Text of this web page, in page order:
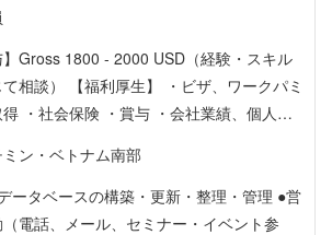
で感じられるポジションです。
】Gross 1800 - 2000 USD（経験・スキル
生】 ・ビザ、ワークパミ
得 ・社会保険 ・賞与 ・会社業績、個人パ
ン・ベトナム南部
ータベースの構築・更新・整理・管理 ●営
電話、メール、セミナー・イベント参